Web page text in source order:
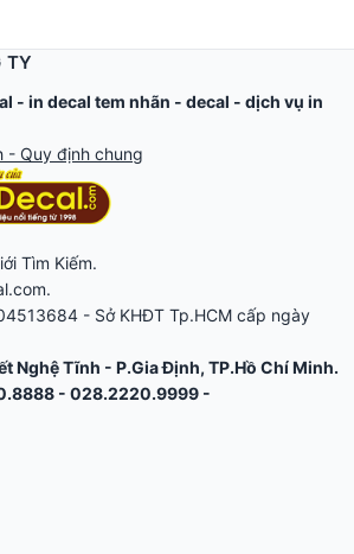
TY
- in decal tem nhãn - decal - dịch vụ in
- Quy định chung
Tìm Kiếm.
- Sở KHĐT Tp.HCM cấp ngày
Nghệ Tĩnh - P.Gia Định, TP.Hồ Chí Minh.
- 028.2220.9999 -